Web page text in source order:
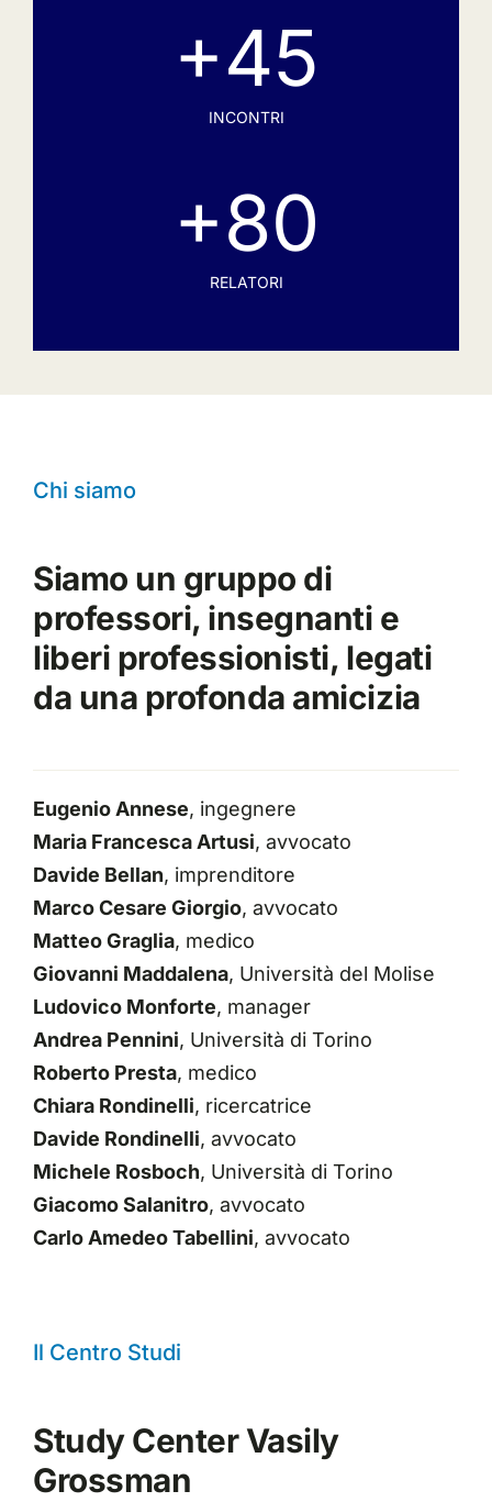
+45
INCONTRI
+80
RELATORI
Chi siamo
Siamo un gruppo di
professori, insegnanti e
liberi professionisti, legati
da una profonda amicizia
Eugenio Annese, ingegnere
Maria Francesca Artusi, avvocato
Davide Bellan, imprenditore
Marco Cesare Giorgio, avvocato
Matteo Graglia, medico
Giovanni Maddalena, Università del Molise
Ludovico Monforte, manager
Andrea Pennini, Università di Torino
Roberto Presta, medico
Chiara Rondinelli, ricercatrice
Davide Rondinelli, avvocato
Michele Rosboch, Università di Torino
Giacomo Salanitro, avvocato
Carlo Amedeo Tabellini, avvocato
Il Centro Studi
Study Center Vasily
Grossman